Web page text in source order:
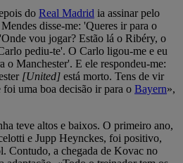
do Real Madrid ia assinar pelo
disse-me: 'Queres ir para o
vou jogar? Estão lá o Ribéry, o
pediu-te'. O Carlo ligou-me e eu
o Manchester'. E ele respondeu-me:
[United] está morto. Tens de vir
uma boa decisão ir para o Bayern»,
teve altos e baixos. O primeiro ano,
e Jupp Heynckes, foi positivo,
Contudo, a chegada de Kovac no